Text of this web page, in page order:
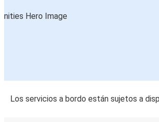
Los servicios a bordo están sujetos a